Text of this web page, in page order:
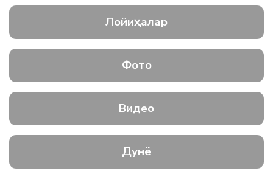
Лойиҳалар
Фото
Видео
Дунё